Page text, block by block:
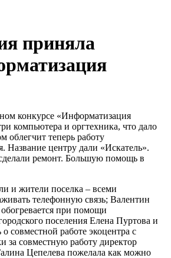
приняла
конкурсе «Информатизация
компьютера и оргтехника, что дало
теперь работу
Название центру дали «Искатель».
ремонт. Большую помощь в
и жители поселка – всеми
телефонную связь; Валентин
при помощи
поселения Елена Пуртова и
совместной работе экоцентра с
за совместную работу директор
Цепелева пожелала как можно